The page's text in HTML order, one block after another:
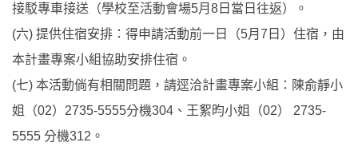
接駁專車接送（學校至活動會場5月8日當日往返）。
(六) 提供住宿安排：得申請活動前一日（5月7日）住宿，由
本計畫專案小組協助安排住宿。
(七) 本活動倘有相關問題，請逕洽計畫專案小組：陳俞靜小
姐（02）2735-5555分機304、王絮昀小姐（02） 2735-
5555 分機312。